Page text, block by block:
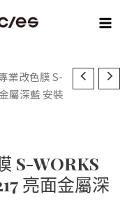
業改色膜 S-
屬深藍 安裝
S-WORKS
亮面金屬深